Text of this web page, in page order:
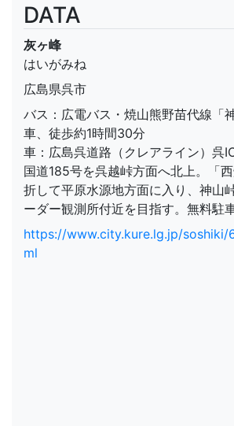
DATA
灰ヶ峰
はいがみね
広島県呉市
バス：広電バス・焼山熊野苗代線「
車、徒歩約1時間30分
車：広島呉道路（クレアライン）
国道185号を呉越峠方面へ北上。「
折して平原水源地方面に入り、神山
ーダー観測所付近を目指す。無料駐
https://www.city.kure.lg.jp/soshiki/
ml